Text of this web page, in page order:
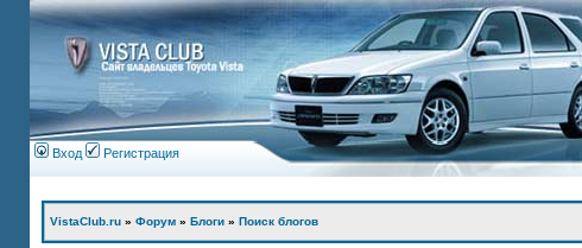
Вход Регистрация
VistaClub.ru » Форум » Блоги » Поиск блогов